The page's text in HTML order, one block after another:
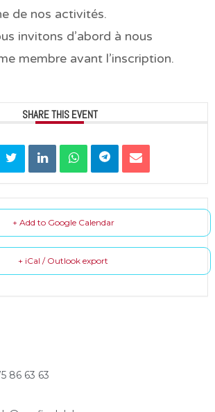
de nos activités.
invitons d’abord à nous
membre avant l’inscription.
SHARE THIS EVENT
+ Add to Google Calendar
+ iCal / Outlook export
86 63 63